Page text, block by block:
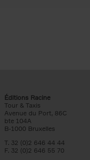
Éditions Racine
Tour & Taxis
Avenue du Port, 86C
bte 104A
B-1000 Bruxelles
T. 32 (0)2 646 44 44
F. 32 (0)2 646 55 70